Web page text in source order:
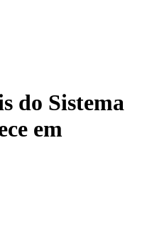
do Sistema
em